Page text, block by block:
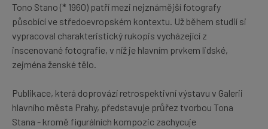
Tono Stano (* 1960) patří mezi nejznámější fotografy
působící ve středoevropském kontextu. Už během studií si
vypracoval charakteristický rukopis vycházející z
inscenované fotografie, v níž je hlavním prvkem lidské,
zejména ženské tělo.
Publikace, která doprovází retrospektivní výstavu v Galerii
hlavního města Prahy, představuje průřez tvorbou Tona
Stana - kromě figurálních kompozic zachycuje